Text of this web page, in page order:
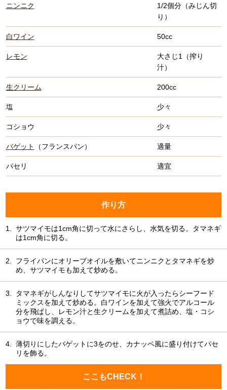
ニンニク
1/2個分（みじん切
り）
白ワイン 50cc
レモン
大さじ1（搾り
汁）
生クリーム 200cc
塩 少々
コショウ 少々
バゲット （フランスパン） 適量
パセリ 適宜
作り方
1.
サツマイモは1cm角に切って水にさらし、水気を切る。タマネギ
は1cm角に切る。
2.
フライパンにオリーブオイルを敷いてニンニクとタマネギを炒
め、サツマイモも加えて炒める。
3.
タマネギがしんなりしてサツマイモに火が入ったらシーフード
ミックスを加えて炒める。白ワインを加えて強火でアルコール
分を飛ばし、レモン汁と生クリームを加えて煮詰め、塩・コシ
ョウで味を調える。
4.
薄切りにしたバゲットに3をのせ、カナッペ風に盛り付けてパセ
リを飾る。
ここもCHECK！